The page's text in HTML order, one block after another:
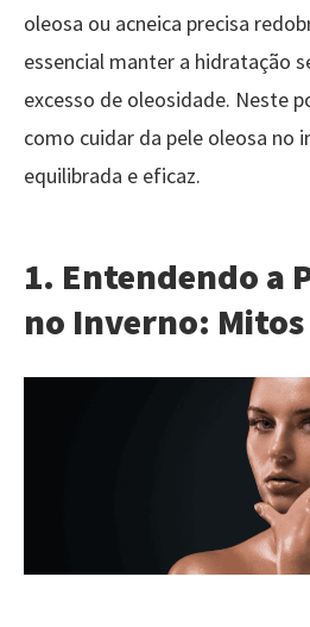
oleosa ou acneica precisa
essencial manter a hidratação
excesso de oleosidade. Neste
como cuidar da pele oleosa no
equilibrada e eficaz.
1. Entendendo a
no Inverno: Mitos